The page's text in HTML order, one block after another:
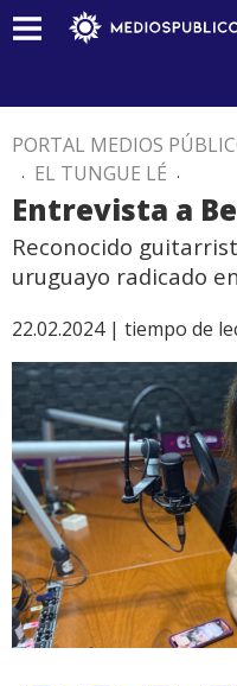
PORTAL MEDIOS
. EL TUNGUE LÉ .
Entrevista a
Reconocido
uruguayo radicado
22.02.2024 | tiempo de